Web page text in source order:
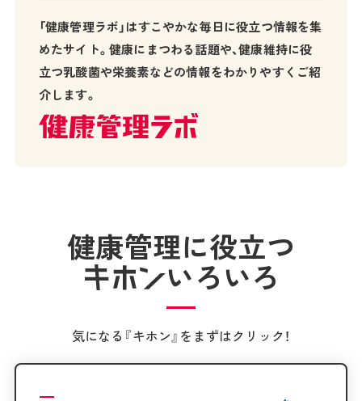
「健康管理ラボ」はすこやかな毎日に役立つ情報を集
めたサイト。健康にまつわる話題や、健康維持に役
立つ乳酸菌や栄養素などの情報をわかりやすくご紹
介します。
健康管理に役立つ
いろいろ
気になる『キホン』をまずはクリック！